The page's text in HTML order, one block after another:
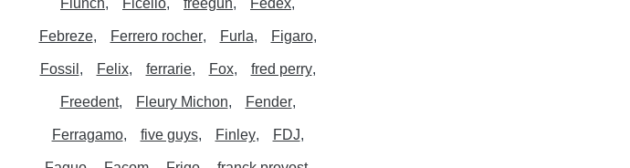
Flunch Ficello freegun Fedex
Febreze Ferrero rocher Furla Figaro
Fossil Felix ferrarie Fox fred perry
Freedent Fleury Michon Fender
Ferragamo five guys Finley FDJ